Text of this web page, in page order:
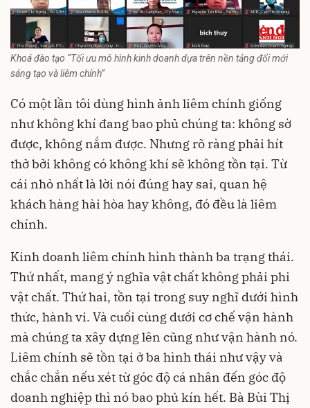
Khoá đào tạo “Tối ưu mô hình kinh doanh dựa trên nền tảng đổi mới
sáng tạo và liêm chính”
Có một lần tôi dùng hình ảnh liêm chính giống
như không khí đang bao phủ chúng ta: không sờ
được, không nắm được. Nhưng rõ ràng phải hít
thở bởi không có không khí sẽ không tồn tại. Từ
cái nhỏ nhất là lời nói đúng hay sai, quan hệ
khách hàng hài hòa hay không, đó đều là liêm
chính.
Kinh doanh liêm chính hình thành ba trạng thái.
Thứ nhất, mang ý nghĩa vật chất không phải phi
vật chất. Thứ hai, tồn tại trong suy nghĩ dưới hình
thức, hành vi. Và cuối cùng dưới cơ chế vận hành
mà chúng ta xây dựng lên cũng như vận hành nó.
Liêm chính sẽ tồn tại ở ba hình thái như vậy và
chắc chắn nếu xét từ góc độ cá nhân đến góc độ
doanh nghiệp thì nó bao phủ kín hết. Bà Bùi Thị